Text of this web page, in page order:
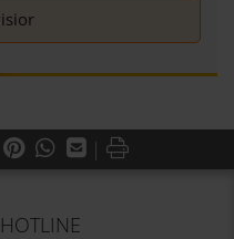
Twitter
PinterestWhatsApp
Mail
| Drucken